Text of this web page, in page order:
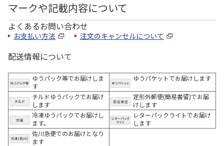
マークや記載内容について
よくあるお問い合わせ
お支払い方法 注文のキャンセルについて
配送情報について
ゆうパック等でお届けしま
す
ゆうパケットでお届けします
チルドゆうパックでお届け
します
定形外郵便(簡易書留)でお届
けします
冷凍ゆうパックでお届けし
ます。
レターパックライトでお届け
します
佐川急便でのお届けとなり
ます